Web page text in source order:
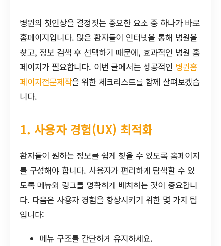
병원의 첫인상을 결정짓는 중요한 요소 중 하나가 바로
홈페이지입니다. 많은 환자들이 인터넷을 통해 병원을
찾고, 정보 검색 후 선택하기 때문에, 효과적인 병원 홈
페이지가 필요합니다. 이번 글에서는 성공적인 병원홈
페이지전문제작을 위한 체크리스트를 함께 살펴보겠습
니다.
1. 사용자 경험(UX) 최적화
환자들이 원하는 정보를 쉽게 찾을 수 있도록 홈페이지
를 구성해야 합니다. 사용자가 편리하게 탐색할 수 있
도록 메뉴와 링크를 명확하게 배치하는 것이 중요합니
다. 다음은 사용자 경험을 향상시키기 위한 몇 가지 팁
입니다:
메뉴 구조를 간단하게 유지하세요.